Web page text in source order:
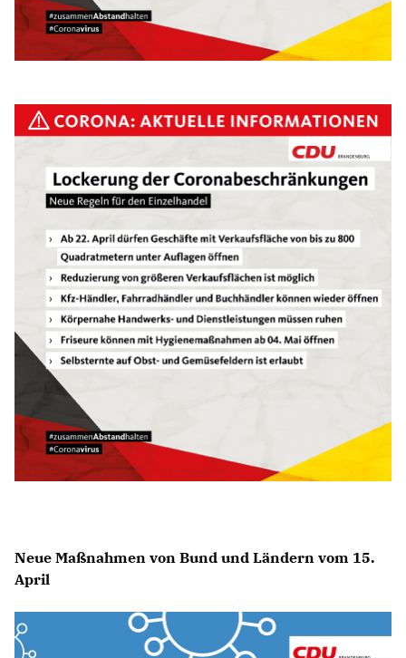
Neue Maßnahmen von Bund und Ländern vom 15.
April